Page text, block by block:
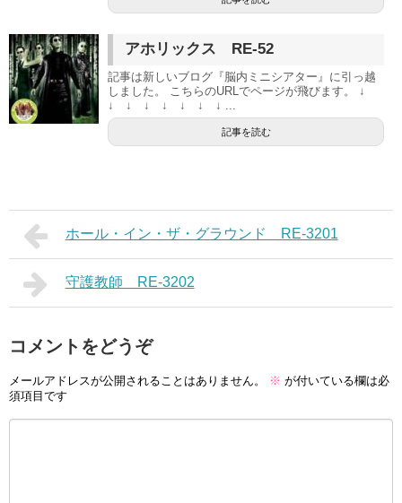
アホリックス RE-52
記事は新しいブログ『脳内ミニシアター』に引っ越
しました。 こちらのURLでページが飛びます。 ↓
↓ ↓ ↓ ↓ ↓ ↓ ↓ ...
記事を読む
ホール・イン・ザ・グラウンド RE-3201
守護教師 RE-3202
コメントをどうぞ
メールアドレスが公開されることはありません。 ※ が付いている欄は必
須項目です